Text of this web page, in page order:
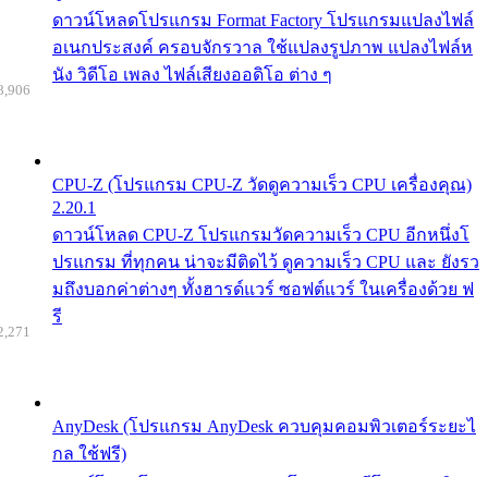
ดาวน์โหลดโปรแกรม Format Factory โปรแกรมแปลงไฟล์
อเนกประสงค์ ครอบจักรวาล ใช้แปลงรูปภาพ แปลงไฟล์ห
นัง วิดีโอ เพลง ไฟล์เสียงออดิโอ ต่าง ๆ
CPU-Z (โปรแกรม CPU-Z วัดดูความเร็ว CPU เครื่องคุณ)
2.20.1
ดาวน์โหลด CPU-Z โปรแกรมวัดความเร็ว CPU อีกหนึ่งโ
ปรแกรม ที่ทุกคน น่าจะมีติดไว้ ดูความเร็ว CPU และ ยังรว
มถึงบอกค่าต่างๆ ทั้งฮารด์แวร์ ซอฟต์แวร์ ในเครื่องด้วย ฟ
รี
AnyDesk (โปรแกรม AnyDesk ควบคุมคอมพิวเตอร์ระยะไ
กล ใช้ฟรี)